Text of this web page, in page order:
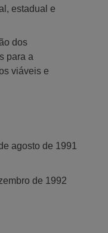
estadual e
dos
para a
viáveis e
agosto de 1991
de 1992